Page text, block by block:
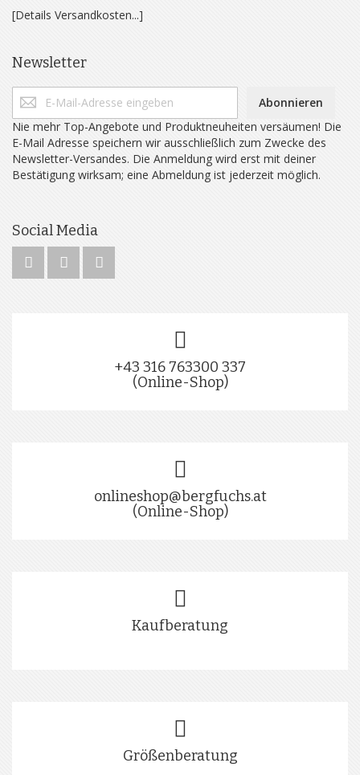
[Details Versandkosten...]
Newsletter
Abonnieren
Nie mehr Top-Angebote und Produktneuheiten versäumen! Die
E-Mail Adresse speichern wir ausschließlich zum Zwecke des
Newsletter-Versandes. Die Anmeldung wird erst mit deiner
Bestätigung wirksam; eine Abmeldung ist jederzeit möglich.
Social Media
+43 316 763300 337
(Online-Shop)
onlineshop@bergfuchs.at
(Online-Shop)
Kaufberatung
Größenberatung